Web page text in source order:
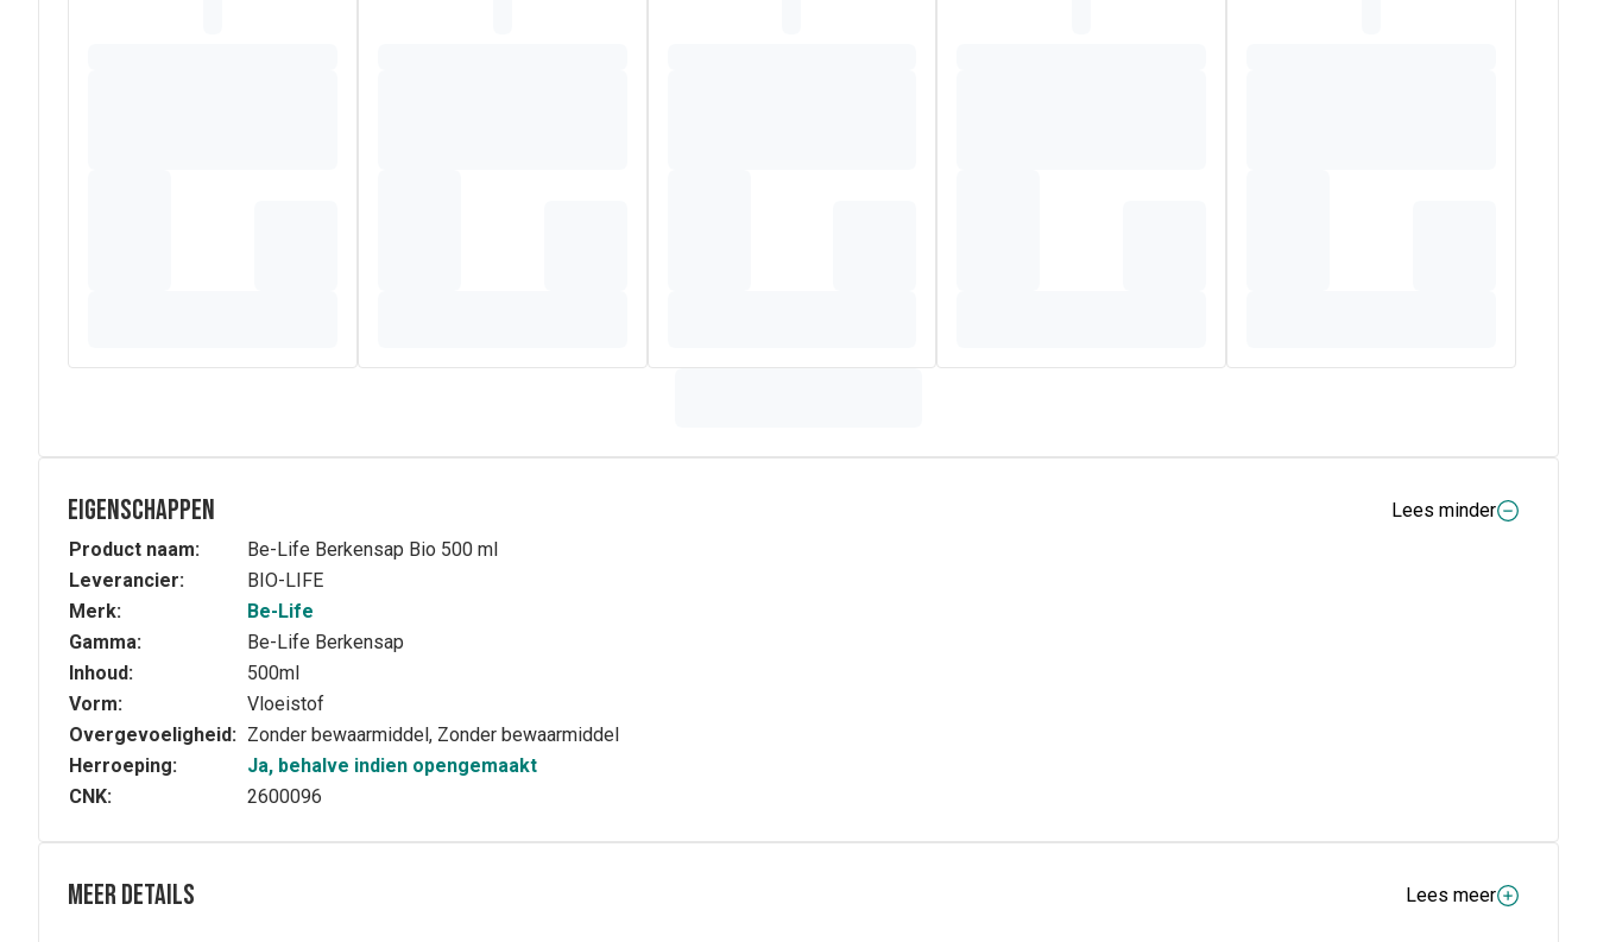
Eigenschappen
Lees minder
Product naam:
Be-Life Berkensap Bio 500 ml
Leverancier:
BIO-LIFE
Merk:
Be-Life
Gamma:
Be-Life Berkensap
Inhoud:
500ml
Vorm:
Vloeistof
Overgevoeligheid: Zonder bewaarmiddel, Zonder bewaarmiddel
Herroeping:
Ja, behalve indien opengemaakt
CNK:
2600096
Meer details
Lees meer